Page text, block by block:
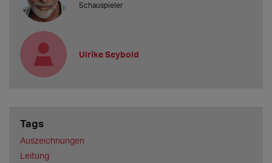
Schauspieler
Ulrike Seybold
Tags
Auszeichnungen
Leitung